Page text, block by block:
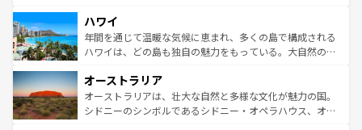
ば市内交通費無料で観光を楽しむこともできる。 なお、新
着のスイス情報はコンテンツ一覧 を参照してほしい。
のような巨大都市は、観光、ショッピング、エンターテイ
ンメントが詰まった刺激的なスポットだ。一方、アメリカ
西部には大自然が広がり、グランドキャニオンやイエロー
部のニューオーリンズでは、音楽と美食が融合した独特の
文化が魅力。旅行者はアメリカの各地域で異なる魅力を楽
しみながら、その多様性と豊かな歴史を感じることができ
ハワイ
年間を通じて温暖な気候に恵まれ、多くの島で構成される
ハワイは、どの島も独自の魅力をもっている。大自然の神
ワイ島は見逃せない。また、定番の観光地といえばオアフ
島だが、静かな自然を求めるならマウイ島やカウアイ島が
おすすめ。エメラルドグリーンに輝く海をはじめ、豊かな
オーストラリア
オーストラリアは、壮大な自然と多様な文化が魅力の国。
シドニーのシンボルであるシドニー・オペラハウス、オー